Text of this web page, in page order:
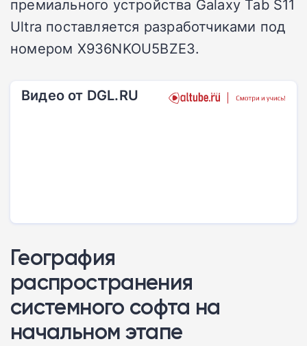
премиального устройства Galaxy Tab S11
Ultra поставляется разработчиками под
номером X936NKOU5BZE3.
Видео от DGL.RU
География
распространения
системного софта на
начальном этапе